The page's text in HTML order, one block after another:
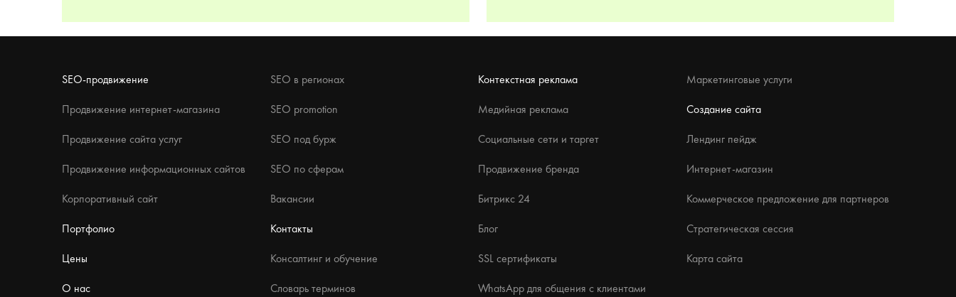
SEO-продвижение
Продвижение интернет-магазина
Продвижение сайта услуг
Продвижение информационных сайтов
SEO в регионах
SEO promotion
SEO под бурж
SEO по сферам
Контекстная реклама
Медийная реклама
Социальные сети и таргет
Продвижение бренда
Маркетинговые услуги
Создание сайта
Лендинг пейдж
Интернет-магазин
Корпоративный сайт
Портфолио
Цены
О нас
Вакансии
Контакты
Консалтинг и обучение
Словарь терминов
Битрикс 24
Блог
SSL сертификаты
WhatsApp для общения с клиентами
Коммерческое предложение для партнеров
Стратегическая сессия
Карта сайта